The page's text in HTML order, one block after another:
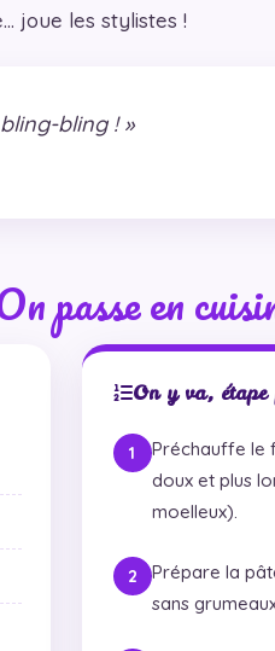
joue les stylistes !
bling ! »
passe en
On y va, étape
Préchauffe le
doux et plus
moelleux).
Prépare la
sans